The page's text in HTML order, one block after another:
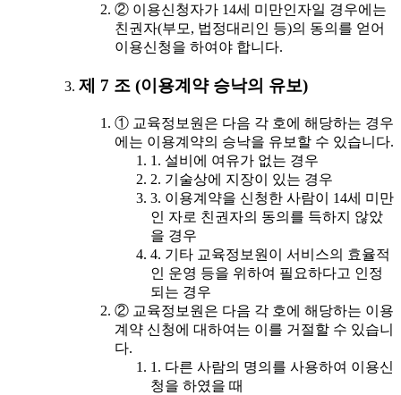
② 이용신청자가 14세 미만인자일 경우에는
친권자(부모, 법정대리인 등)의 동의를 얻어
이용신청을 하여야 합니다.
제 7 조 (이용계약 승낙의 유보)
① 교육정보원은 다음 각 호에 해당하는 경우
에는 이용계약의 승낙을 유보할 수 있습니다.
1. 설비에 여유가 없는 경우
2. 기술상에 지장이 있는 경우
3. 이용계약을 신청한 사람이 14세 미만
인 자로 친권자의 동의를 득하지 않았
을 경우
4. 기타 교육정보원이 서비스의 효율적
인 운영 등을 위하여 필요하다고 인정
되는 경우
② 교육정보원은 다음 각 호에 해당하는 이용
계약 신청에 대하여는 이를 거절할 수 있습니
다.
1. 다른 사람의 명의를 사용하여 이용신
청을 하였을 때